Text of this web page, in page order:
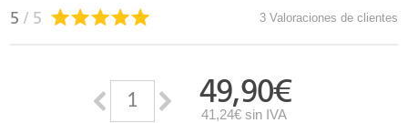
5 / 5 3 Valoraciones de clientes
49,90€
41,24€ sin IVA